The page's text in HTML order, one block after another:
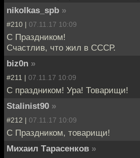
nikolkas_spb »
#210 | 07.11.17 10:09
С Праздником!
Счастлив, что жил в СССР.
biz0n »
#211 | 07.11.17 10:09
С праздником! Ура! Товарищи!
Stalinist90 »
#212 | 07.11.17 10:09
С Праздником, товарищи!
Михаил Тарасенков »